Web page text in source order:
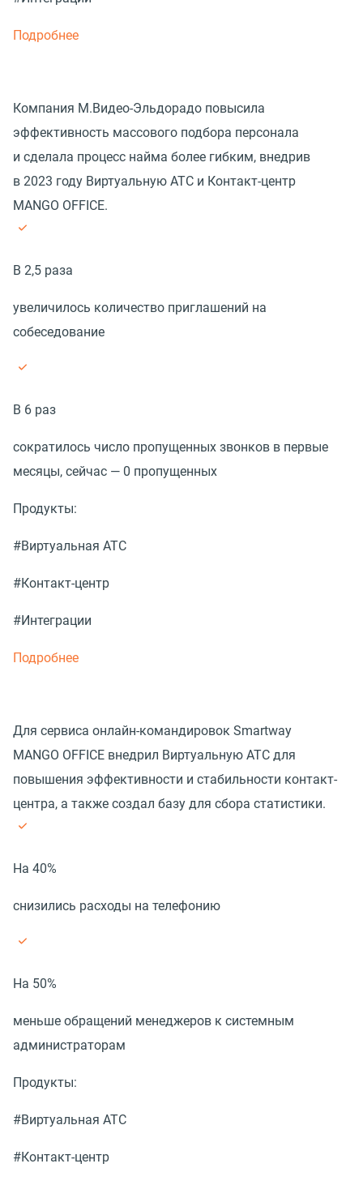
Подробнее
Компания М.Видео-Эльдорадо повысила
эффективность массового подбора персонала
и сделала процесс найма более гибким, внедрив
в 2023 году Виртуальную АТС и Контакт-центр
MANGO OFFICE.
В 2,5 раза
увеличилось количество приглашений на
собеседование
В 6 раз
сократилось число пропущенных звонков в первые
месяцы, сейчас — 0 пропущенных
Продукты:
#Виртуальная АТС
#Контакт-центр
#Интеграции
Подробнее
Для сервиса онлайн-командировок Smartway
MANGO OFFICE внедрил Виртуальную АТС для
повышения эффективности и стабильности контакт-
центра, а также создал базу для сбора статистики.
На 40%
снизились расходы на телефонию
На 50%
меньше обращений менеджеров к системным
администраторам
Продукты:
#Виртуальная АТС
#Контакт-центр